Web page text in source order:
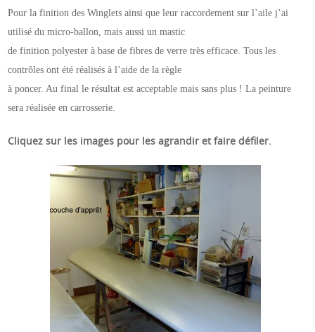
Pour la finition des Winglets ainsi que leur raccordement sur l’aile j’ai
utilisé du micro-ballon, mais aussi un mastic
de finition polyester à base de fibres de verre très efficace. Tous les
contrôles ont été réalisés à l’aide de la règle
à poncer. Au final le résultat est acceptable mais sans plus ! La peinture
sera réalisée en carrosserie.
Cliquez sur les images pour les agrandir et faire défiler.